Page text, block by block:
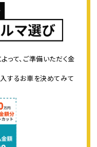
って、ご準備いただく金
するお車を決めてみて